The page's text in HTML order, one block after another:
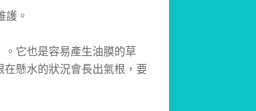
護。
。它也是容易產生油膜的草
懸水的狀況會長出氣根，要